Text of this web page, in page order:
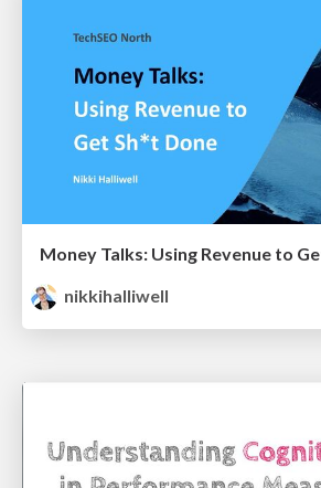
Money Talks: Using Revenue to
nikkihalliwell